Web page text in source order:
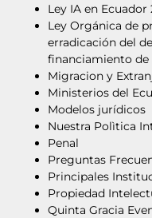
Ley IA en Ecuador
Ley Orgánica de
erradicación del
financiamiento de
Migracion y
Ministerios del
Modelos jurídicos
Nuestra Polìtica
Penal
Preguntas
Principales
Propiedad
Quinta Gracia